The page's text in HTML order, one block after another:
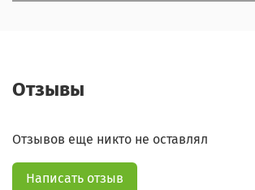
Отзывы
Отзывов еще никто не оставлял
Написать отзыв